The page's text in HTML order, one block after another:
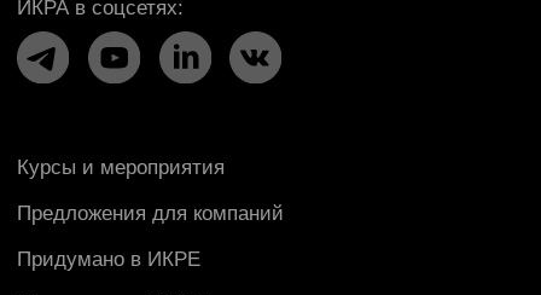
РФ» /«Сайт Министерства просвещения РФ»
Политика конфиденциальности
Пользовательское соглашение
© 2009 — 2026 ООО «Школа ИКРА»
Презентация об ИКРЕ